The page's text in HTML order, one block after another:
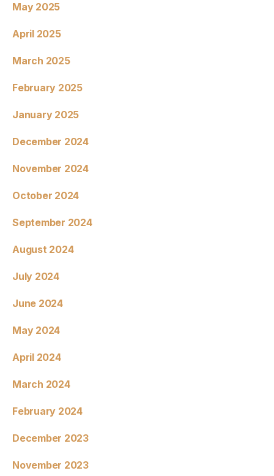
May 2025
April 2025
March 2025
February 2025
January 2025
December 2024
November 2024
October 2024
September 2024
August 2024
July 2024
June 2024
May 2024
April 2024
March 2024
February 2024
December 2023
November 2023